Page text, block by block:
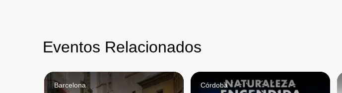
Eventos Relacionados
Barcelona Córdoba